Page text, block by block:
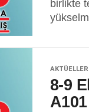
birlikte
AKTÜELLER
8-9
A101